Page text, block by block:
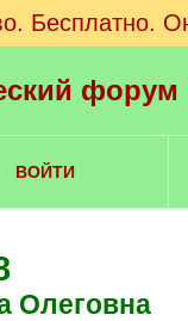
Бесплатно.
ВОЙТИ
Олеговна